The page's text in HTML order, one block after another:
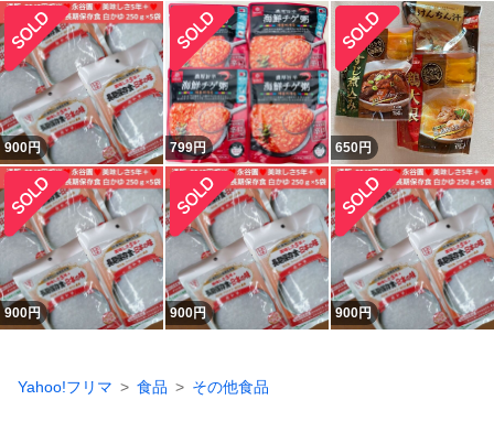
900円 799円 650円
900円 900円 900円
Yahoo!フリマ 食品 その他食品